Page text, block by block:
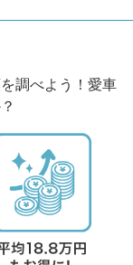
調べよう！愛車